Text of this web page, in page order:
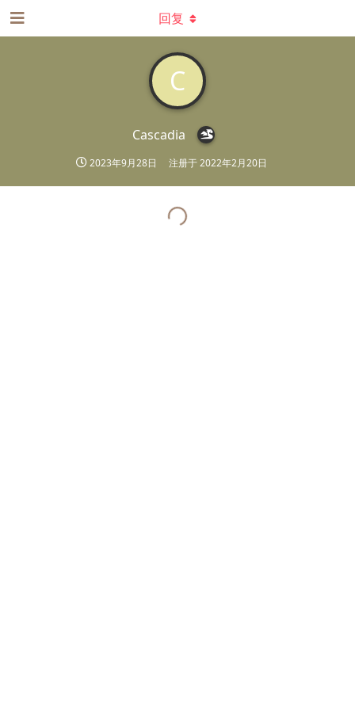
C
Cascadia
2023年9月28日 注册于2022年2月20日
回复